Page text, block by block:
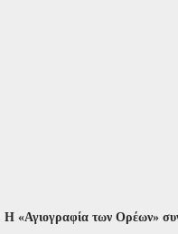
των Ορέων»